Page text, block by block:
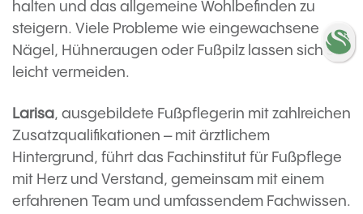
halten und das allgemeine Wohlbefinden zu
steigern. Viele Probleme wie eingewachsene
Nägel, Hühneraugen oder Fußpilz lassen sich so
leicht vermeiden.
Larisa, ausgebildete Fußpflegerin mit zahlreichen
Zusatzqualifikationen – mit ärztlichem
Hintergrund, führt das Fachinstitut für Fußpflege
mit Herz und Verstand, gemeinsam mit einem
erfahrenen Team und umfassendem Fachwissen.